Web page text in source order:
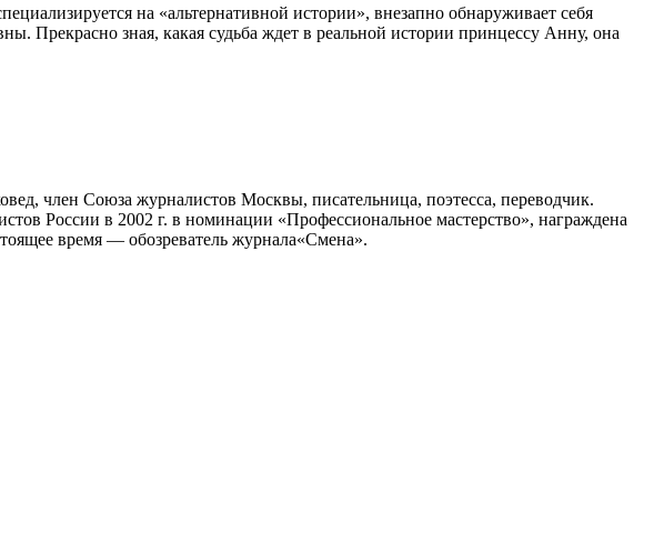
на «альтернативной истории», внезапно обнаруживает себя
зная, какая судьба ждет в реальной истории принцессу Анну, она
член Союза журналистов Москвы, писательница, поэтесса, переводчик.
России в 2002 г. в номинации «Профессиональное мастерство», награждена
время — обозреватель журнала«Смена».